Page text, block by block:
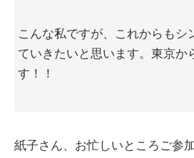
こんな私ですが、これからもシ
ていきたいと思います。東京か
す！！
紙子さん、お忙しいところご参